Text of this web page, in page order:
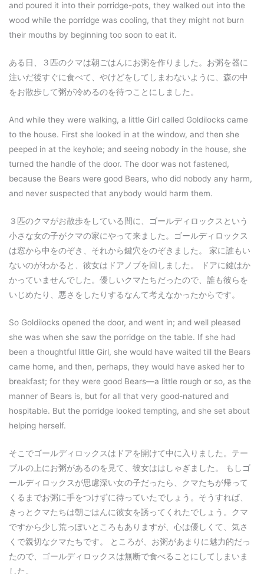
and poured it into their porridge-pots, they walked out into the
wood while the porridge was cooling, that they might not burn
their mouths by beginning too soon to eat it.
ある日、３匹のクマは朝ごはんにお粥を作りました。お粥を器に
注いだ後すぐに食べて、やけどをしてしまわないように、森の中
をお散歩して粥が冷めるのを待つことにしました。
And while they were walking, a little Girl called Goldilocks came
to the house. First she looked in at the window, and then she
peeped in at the keyhole; and seeing nobody in the house, she
turned the handle of the door. The door was not fastened,
because the Bears were good Bears, who did nobody any harm,
and never suspected that anybody would harm them.
３匹のクマがお散歩をしている間に、ゴールディロックスという
小さな女の子がクマの家にやって来ました。ゴールディロックス
は窓から中をのぞき、それから鍵穴をのぞきました。 家に誰もい
ないのがわかると、彼女はドアノブを回しました。 ドアに鍵はか
かっていませんでした。優しいクマたちだったので、誰も彼らを
いじめたり、悪さをしたりするなんて考えなかったからです。
So Goldilocks opened the door, and went in; and well pleased
she was when she saw the porridge on the table. If she had
been a thoughtful little Girl, she would have waited till the Bears
came home, and then, perhaps, they would have asked her to
breakfast; for they were good Bears—a little rough or so, as the
manner of Bears is, but for all that very good-natured and
hospitable. But the porridge looked tempting, and she set about
helping herself.
そこでゴールディロックスはドアを開けて中に入りました。テー
ブルの上にお粥があるのを見て、彼女ははしゃぎました。 もしゴ
ールディロックスが思慮深い女の子だったら、クマたちが帰って
くるまでお粥に手をつけずに待っていたでしょう。そうすれば、
きっとクマたちは朝ごはんに彼女を誘ってくれたでしょう。クマ
ですから少し荒っぽいところもありますが、心は優しくて、気さ
くで親切なクマたちです。 ところが、お粥があまりに魅力的だっ
たので、ゴールディロックスは無断で食べることにしてしまいま
した。